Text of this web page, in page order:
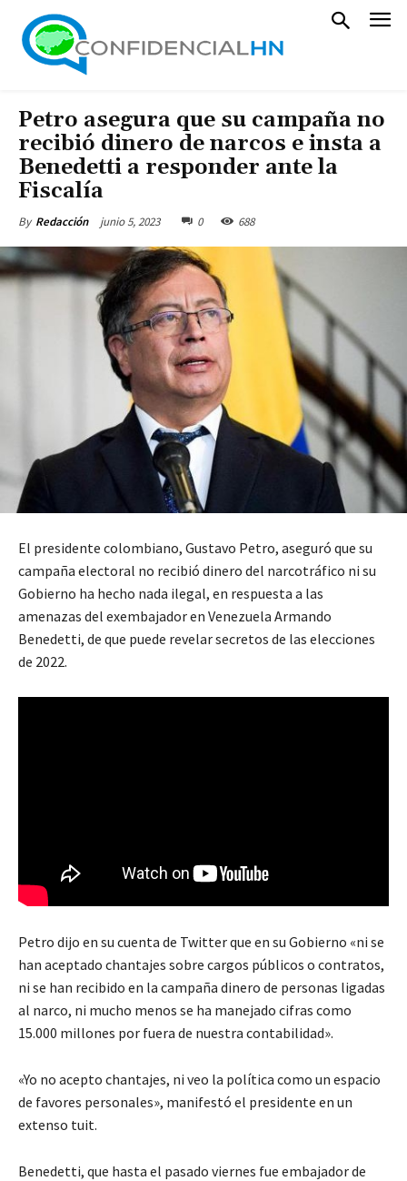
Petro asegura que su campaña no
recibió dinero de narcos e insta a
Benedetti a responder ante la
Fiscalía
By Redacción junio 5, 2023 0 688
El presidente colombiano, Gustavo Petro, aseguró que su
campaña electoral no recibió dinero del narcotráfico ni su
Gobierno ha hecho nada ilegal, en respuesta a las
amenazas del exembajador en Venezuela Armando
Benedetti, de que puede revelar secretos de las elecciones
de 2022.
Petro dijo en su cuenta de Twitter que en su Gobierno «ni se
han aceptado chantajes sobre cargos públicos o contratos,
ni se han recibido en la campaña dinero de personas ligadas
al narco, ni mucho menos se ha manejado cifras como
15.000 millones por fuera de nuestra contabilidad».
«Yo no acepto chantajes, ni veo la política como un espacio
de favores personales», manifestó el presidente en un
extenso tuit.
Benedetti, que hasta el pasado viernes fue embajador de